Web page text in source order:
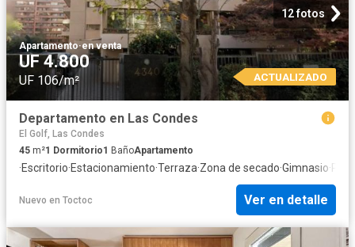
12 fotos
Apartamento·en venta
UF 4.800
UF 106/m² ACTUALIZADO
Departamento en Las Condes
El Golf, Las Condes
45 m²1 Dormitorio1 BañoApartamento
·Escritorio·Estacionamiento·Terraza·Zona de secado·Gimnasio·
Nuevo en Toctoc Ver en detalle